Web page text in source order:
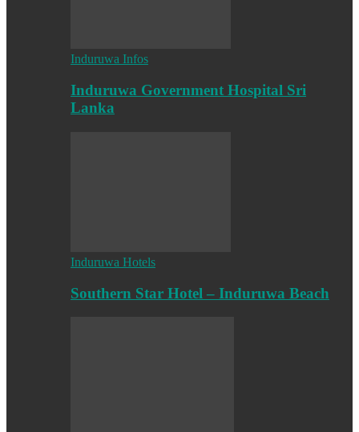
Induruwa Infos
Induruwa Government Hospital Sri
Lanka
Induruwa Hotels
Southern Star Hotel – Induruwa Beach